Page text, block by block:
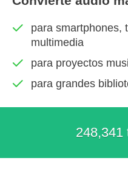
para smartphones,
multimedia
para proyectos
para grandes
248,341